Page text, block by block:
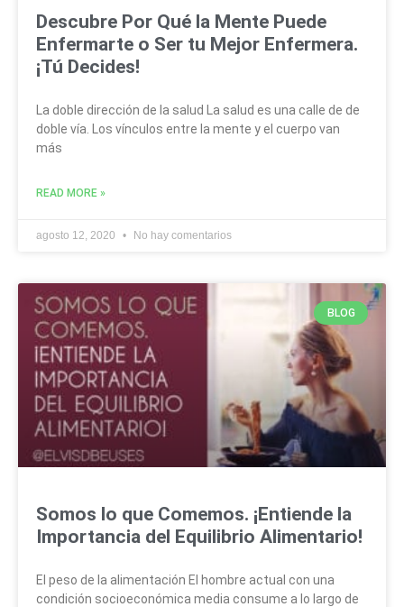
Descubre Por Qué la Mente Puede
Enfermarte o Ser tu Mejor Enfermera.
¡Tú Decides!
La doble dirección de la salud La salud es una calle de de
doble vía. Los vínculos entre la mente y el cuerpo van
más
READ MORE »
agosto 12, 2020 No hay comentarios
BLOG
Somos lo que Comemos. ¡Entiende la
Importancia del Equilibrio Alimentario!
El peso de la alimentación El hombre actual con una
condición socioeconómica media consume a lo largo de